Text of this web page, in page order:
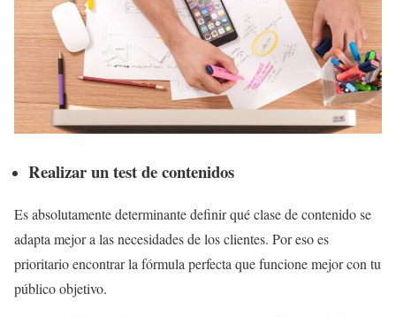
Realizar un test de contenidos
Es absolutamente determinante definir qué clase de contenido se
adapta mejor a las necesidades de los clientes. Por eso es
prioritario encontrar la fórmula perfecta que funcione mejor con tu
público objetivo.